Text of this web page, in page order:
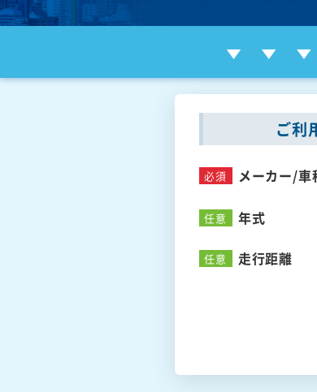
ご利
必須 メーカー/車
任意 年式
任意 走行距離